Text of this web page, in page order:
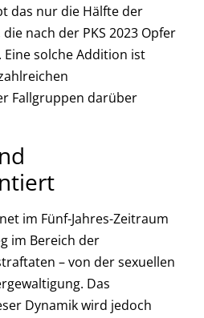
das nur die Hälfte der
nach der PKS 2023 Opfer
solche Addition ist
Fallgruppen darüber
im Fünf-Jahres-Zeitraum
im Bereich der
– von der sexuellen
Das
Dynamik wird jedoch